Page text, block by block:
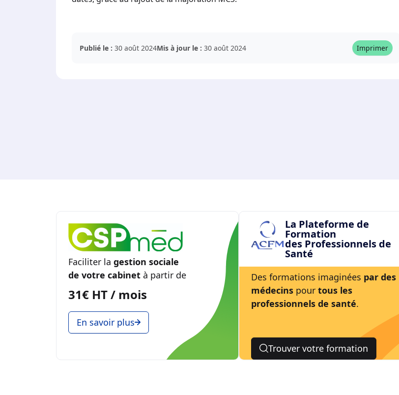
Publié le : 30 août 2024Mis à jour le : 30 août 2024 Imprimer
Faciliter la gestion sociale
de votre cabinet à partir de
31€ HT / mois
En savoir plus
La Plateforme de
Formation
des Professionnels de
Santé
Des formations imaginées par des
médecins pour tous les
professionnels de santé.
Trouver votre formation